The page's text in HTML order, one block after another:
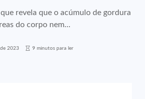
revela que o acúmulo de gordura
do corpo nem...
2023 9 minutos para ler